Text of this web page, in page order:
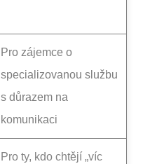
Pro zájemce o
specializovanou službu
s důrazem na
komunikaci
Pro ty, kdo chtějí „víc